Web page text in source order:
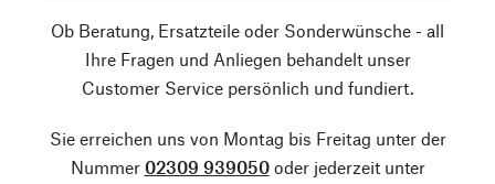
Ob Beratung, Ersatzteile oder Sonderwünsche - all
Ihre Fragen und Anliegen behandelt unser
Customer Service persönlich und fundiert.
Sie erreichen uns von Montag bis Freitag unter der
Nummer 02309 939050oder jederzeit unter